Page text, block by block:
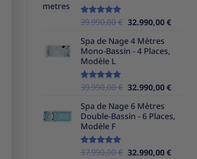
Note5.00
39.990,00€ Le
initial
était :
32.990,00€Le
Spa de Nage 4 Mètres
Mono-Bassin - 4 Places,
Modèle L
Note5.00
39.990,00€ Le
initial
était :
32.990,00€Le
est :
Spa de Nage 6 Mètres
Double-Bassin - 6 Places,
Modèle F
Note5.00
37.990,00€ Le
32.990,00€Le